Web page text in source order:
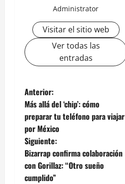
Administrator
Visitar el sitio web
Ver todas las
entradas
N
a
v
e
g
Anterior:
Más allá del ‘chip’: cómo
preparar tu teléfono para viajar
por México
Siguiente:
Bizarrap confirma colaboración
con Gorillaz: “Otro sueño
cumplido”